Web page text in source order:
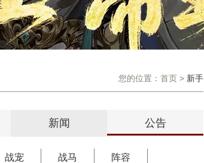
您的位置： 首页 > 新手
新闻 公告
战宠 战马 阵容